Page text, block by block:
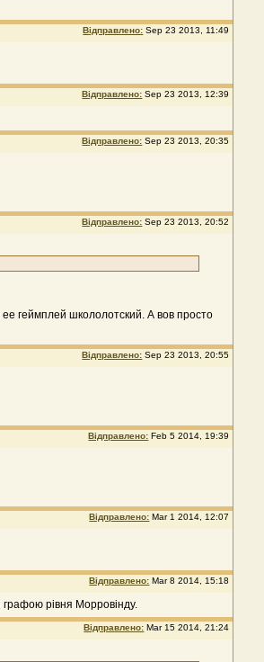
Відправлено: Sep 23 2013, 11:49
Відправлено: Sep 23 2013, 12:39
Відправлено: Sep 23 2013, 20:35
Відправлено: Sep 23 2013, 20:52
геймплей школолотский. А вов просто
Відправлено: Sep 23 2013, 20:55
Відправлено: Feb 5 2014, 19:39
Відправлено: Mar 1 2014, 12:07
Відправлено: Mar 8 2014, 15:18
рівня Морровінду.
Відправлено: Mar 15 2014, 21:24